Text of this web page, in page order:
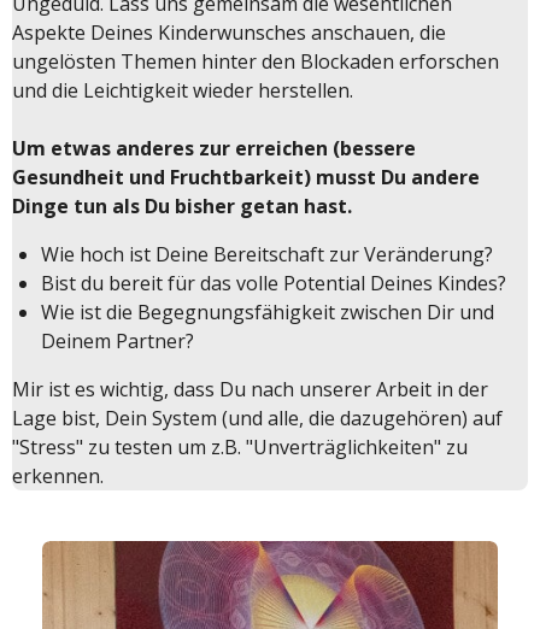
Aspekte Deines Kinderwunsches anschauen, die
ungelösten Themen hinter den Blockaden erforschen
und die Leichtigkeit wieder herstellen.
Um etwas anderes zur erreichen (bessere
Gesundheit und Fruchtbarkeit) musst Du andere
Dinge tun als Du bisher getan hast.
Wie hoch ist Deine Bereitschaft zur Veränderung?
Bist du bereit für das volle Potential Deines Kindes?
Wie ist die Begegnungsfähigkeit zwischen Dir und
Deinem Partner?
Mir ist es wichtig, dass Du nach unserer Arbeit in der
Lage bist, Dein System (und alle, die dazugehören) auf
"Stress" zu testen um z.B. "Unverträglichkeiten" zu
erkennen.